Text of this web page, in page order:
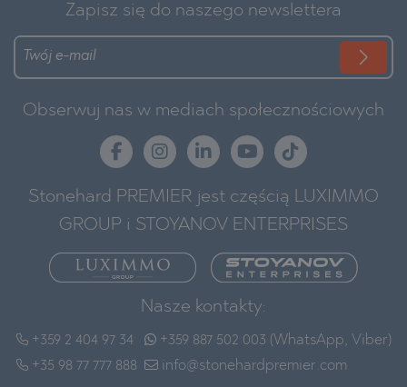
Zapisz się do naszego newslettera
Obserwuj nas w mediach społecznościowych
Stonehard PREMIER jest częścią LUXIMMO
GROUP i STOYANOV ENTERPRISES
Nasze kontakty:
+359 2 404 97 34
+35 98 77 777 888
+359 887 502 003 (WhatsApp, Viber)
info@stonehardpremier.com